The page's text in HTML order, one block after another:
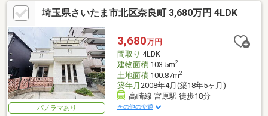
埼玉県さいたま市北区奈良町 3,680万円 4LDK
パノラマあり
3,680万円
間取り 4LDK
建物面積103.5m2
土地面積100.87m2
築年月 2008年4月(築18年5ヶ月)
高崎線 宮原駅 徒歩18分
その他の交通